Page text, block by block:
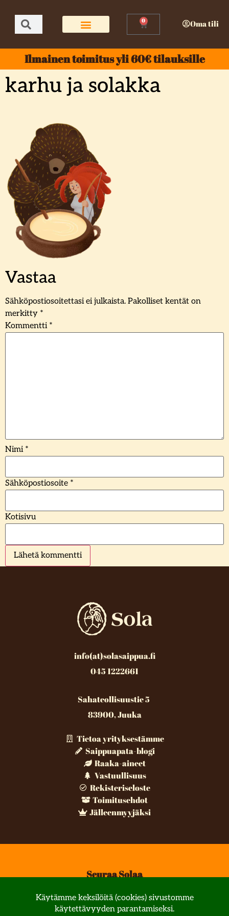
0 Oma tili
Ilmainen toimitus yli 60€ tilauksille
karhu ja solakka
Vastaa
Sähköpostiosoitettasi ei julkaista. Pakolliset kentät on
merkitty *
Kommentti *
Nimi *
Sähköpostiosoite *
Kotisivu
info(at)solasaippua.fi
045 1222661
Sahateollisuustie 5
83900, Juuka
Tietoa yrityksestämme
Saippuapata-blogi
Raaka-aineet
Vastuullisuus
Rekisteriseloste
Toimitusehdot
Jälleenmyyjäksi
Seuraa Solaa